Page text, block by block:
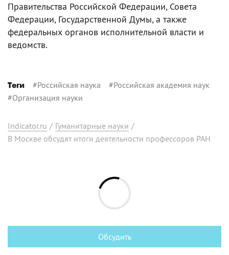
Правительства Российской Федерации, Совета
Федерации, Государственной Думы, а также
федеральных органов исполнительной власти и
ведомств.
Теги #Российская наука #Российская академия наук
#Организация науки
Indicator.ru / Гуманитарные науки /
В Москве обсудят итоги деятельности профессоров РАН
Обсудить